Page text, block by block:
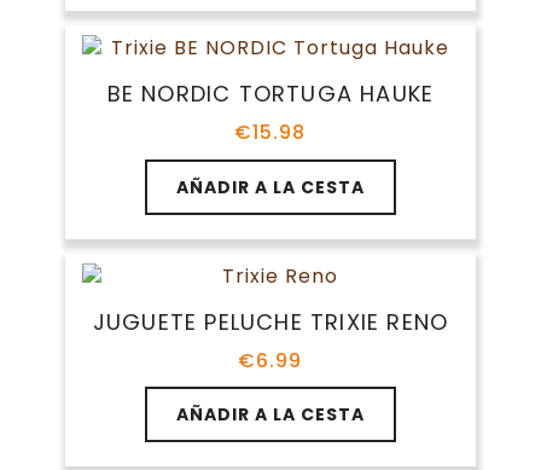
BE NORDIC TORTUGA HAUKE
€15.98
AÑADIR A LA CESTA
JUGUETE PELUCHE TRIXIE RENO
€6.99
AÑADIR A LA CESTA